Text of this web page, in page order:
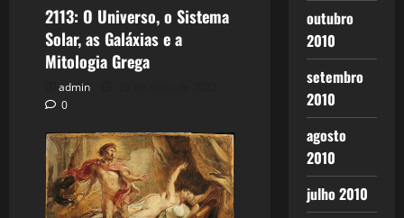
2113: O Universo, o Sistema
Solar, as Galáxias e a
Mitologia Grega
admin
0
outubro
2010
setembro
2010
agosto
2010
julho 2010